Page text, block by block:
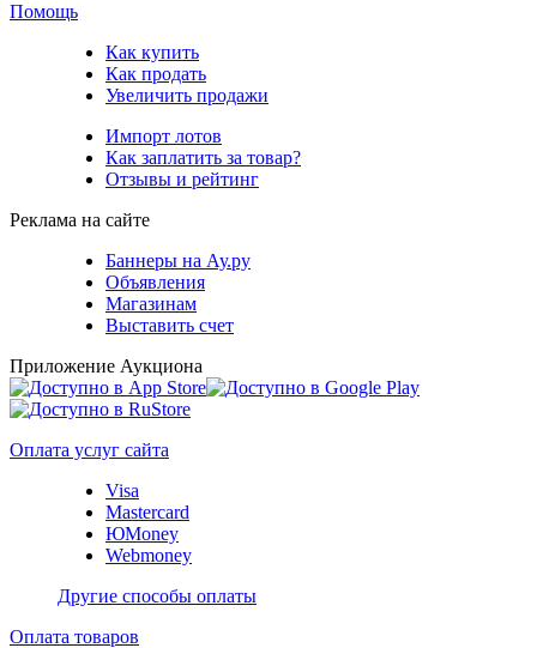
Помощь
Как купить
Как продать
Увеличить продажи
Импорт лотов
Как заплатить за товар?
Отзывы и рейтинг
Реклама на сайте
Баннеры на Ау.ру
Объявления
Магазинам
Выставить счет
Приложение Аукциона
Оплата услуг сайта
Visa
Mastercard
ЮMoney
Webmoney
Другие способы оплаты
Оплата товаров